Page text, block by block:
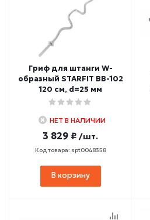
Гриф для штанги W-
образный STARFIT BB-102
120 см, d=25 мм
НЕТ В НАЛИЧИИ
3 829 ₽ /шт.
Код товара: spt0048358
В корзину